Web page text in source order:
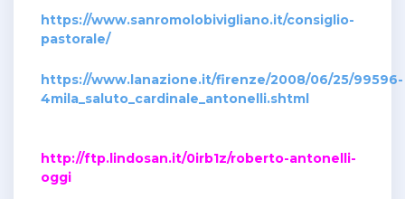
https://www.sanromolobivigliano.it/consiglio-
pastorale/
https://www.lanazione.it/firenze/2008/06/25/99596-
4mila_saluto_cardinale_antonelli.shtml
http://ftp.lindosan.it/0irb1z/roberto-antonelli-
oggi